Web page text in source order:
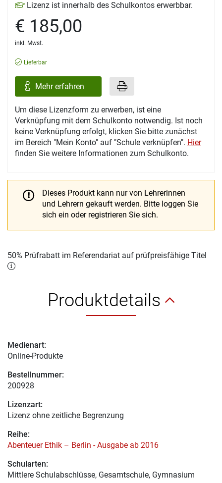
Lizenz ist innerhalb des Schulkontos erwerbbar.
€ 185,00
inkl. Mwst.
Lieferbar
Mehr erfahren
Um diese Lizenzform zu erwerben, ist eine
Verknüpfung mit dem Schulkonto notwendig. Ist noch
keine Verknüpfung erfolgt, klicken Sie bitte zunächst
im Bereich "Mein Konto" auf "Schule verknüpfen". Hier
finden Sie weitere Informationen zum Schulkonto.
Dieses Produkt kann nur von Lehrerinnen
und Lehrern gekauft werden. Bitte loggen Sie
sich ein oder registrieren Sie sich.
50% Prüfrabatt im Referendariat auf prüfpreisfähige Titel
Produktdetails
Medienart:
Online-Produkte
Bestellnummer:
200928
Lizenzart:
Lizenz ohne zeitliche Begrenzung
Reihe:
Abenteuer Ethik – Berlin - Ausgabe ab 2016
Schularten:
Mittlere Schulabschlüsse, Gesamtschule, Gymnasium